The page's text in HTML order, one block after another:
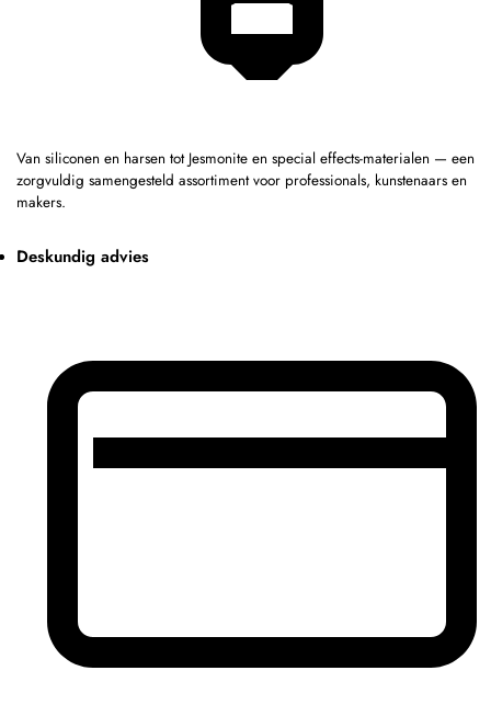
Van siliconen en harsen tot Jesmonite en special effects-materialen — een
zorgvuldig samengesteld assortiment voor professionals, kunstenaars en
makers.
Deskundig advies